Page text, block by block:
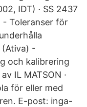
IDT) · SS 2437
- Toleranser för
-
och kalibrering
IL MATSON ·
för eller med
E-post: inga-